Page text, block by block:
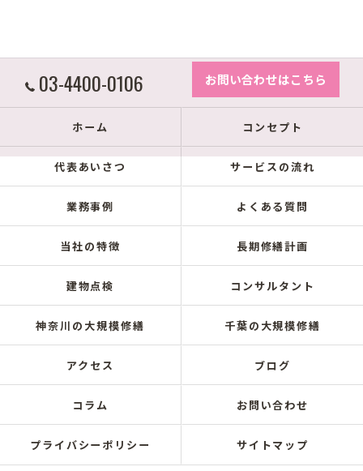
03-4400-0106 お問い合わせはこちら
ホーム コンセプト
代表あいさつ サービスの流れ
業務事例 よくある質問
当社の特徴 長期修繕計画
建物点検 コンサルタント
神奈川の大規模修繕 千葉の大規模修繕
アクセス ブログ
コラム お問い合わせ
プライバシーポリシー サイトマップ